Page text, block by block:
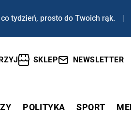
tydzień, prosto do Twoich rąk. |
SKLEP NEWSLETTER
POLITYKA SPORT